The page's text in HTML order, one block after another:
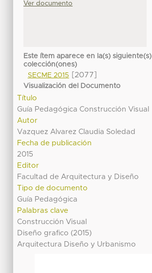
Ver documento
Este ítem aparece en la(s) siguiente(s)
colección(ones)
SECME 2015
[2077]
Visualización del Documento
Título
Guía Pedagógica Construcción Visual
Autor
Vazquez Alvarez Claudia Soledad
Fecha de publicación
2015
Editor
Facultad de Arquitectura y Diseño
Tipo de documento
Guía Pedagógica
Palabras clave
Construcción Visual
Diseño grafico (2015)
Arquitectura Diseño y Urbanismo